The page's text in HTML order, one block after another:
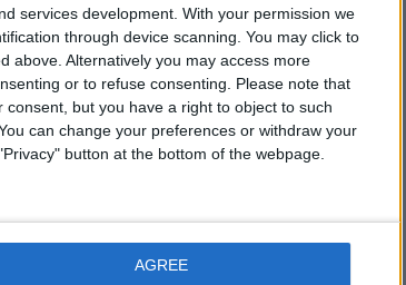
services development. With your permission we
through device scanning. You may click to
above. Alternatively you may access more
or to refuse consenting.
Please note that
but you have a right to object to such
can change your preferences or withdraw your
button at the bottom of the webpage.
AGREE
CELKEM
2
CELKEM
21
Total equipos
vysílaných zdarma